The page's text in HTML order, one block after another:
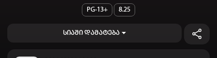
PG-13+
8.25
სიაში დამატება